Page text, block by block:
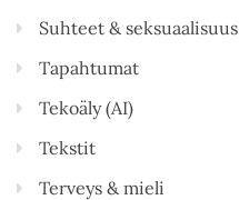
Suhteet & seksuaalisuus
Tapahtumat
Tekoäly (AI)
Tekstit
Terveys & mieli